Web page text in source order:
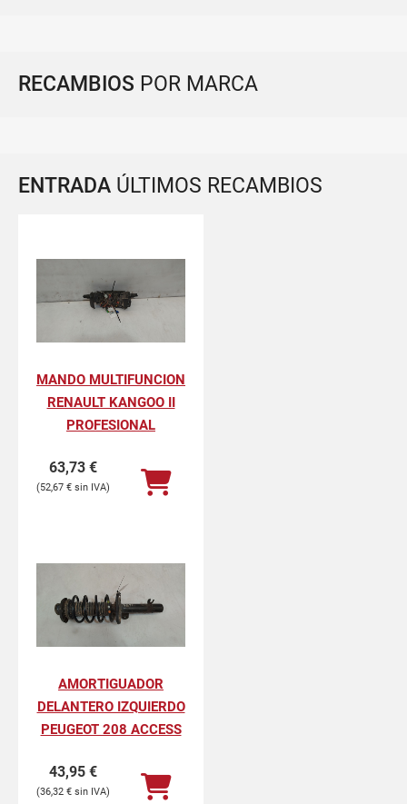
RECAMBIOS POR MARCA
ENTRADA ÚLTIMOS RECAMBIOS
MANDO MULTIFUNCION
RENAULT KANGOO II
PROFESIONAL
63,73 €
52,67 €
AMORTIGUADOR
DELANTERO IZQUIERDO
PEUGEOT 208 ACCESS
43,95 €
36,32 €